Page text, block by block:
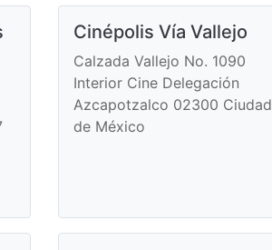
Cinépolis Vía Vallejo
Calzada Vallejo No. 1090
Interior Cine Delegación
Azcapotzalco 02300 Ciudad
de México